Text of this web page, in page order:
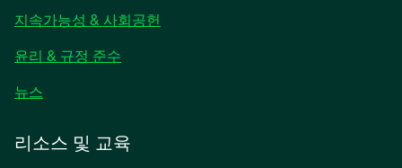
서
림
지속가능성 & 사회공헌
윤리 & 규정 준수
뉴스
에
서
리소스 및 교육